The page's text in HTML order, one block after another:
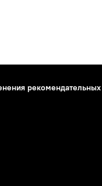
рекомендательных